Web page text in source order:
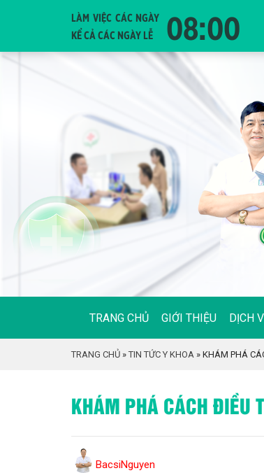
LÀM VIỆC CÁC NGÀY
KỂ CẢ CÁC NGÀY LỄ
08:00
TRANG CHỦ GIỚI THIỆU DỊCH
TRANG CHỦ »TIN TỨC Y KHOA » KHÁM PHÁ
KHÁM PHÁ CÁCH ĐIỀU
BacsiNguyen